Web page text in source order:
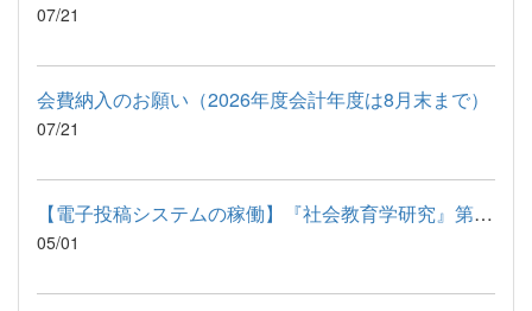
07/21
会費納入のお願い（2026年度会計年度は8月末まで）
07/21
【電子投稿システムの稼働】『社会教育学研究』第62巻第2号（2026...
05/01